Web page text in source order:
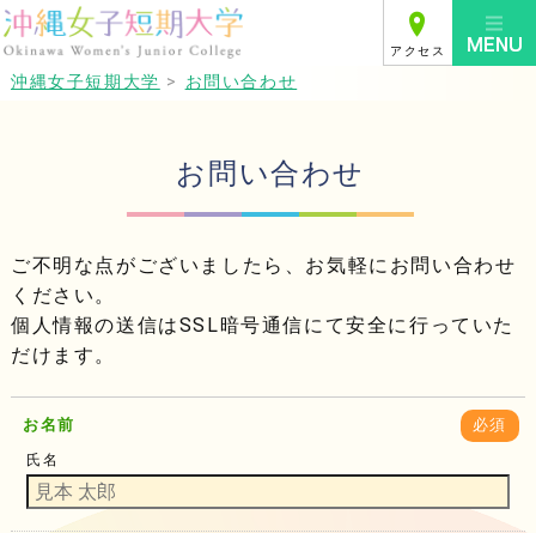
アクセス
沖縄女子短期大学 > お問い合わせ
お問い合わせ
ご不明な点がございましたら、お気軽にお問い合わせ
ください。
個人情報の送信はSSL暗号通信にて安全に行っていた
だけます。
お名前 必須
氏名